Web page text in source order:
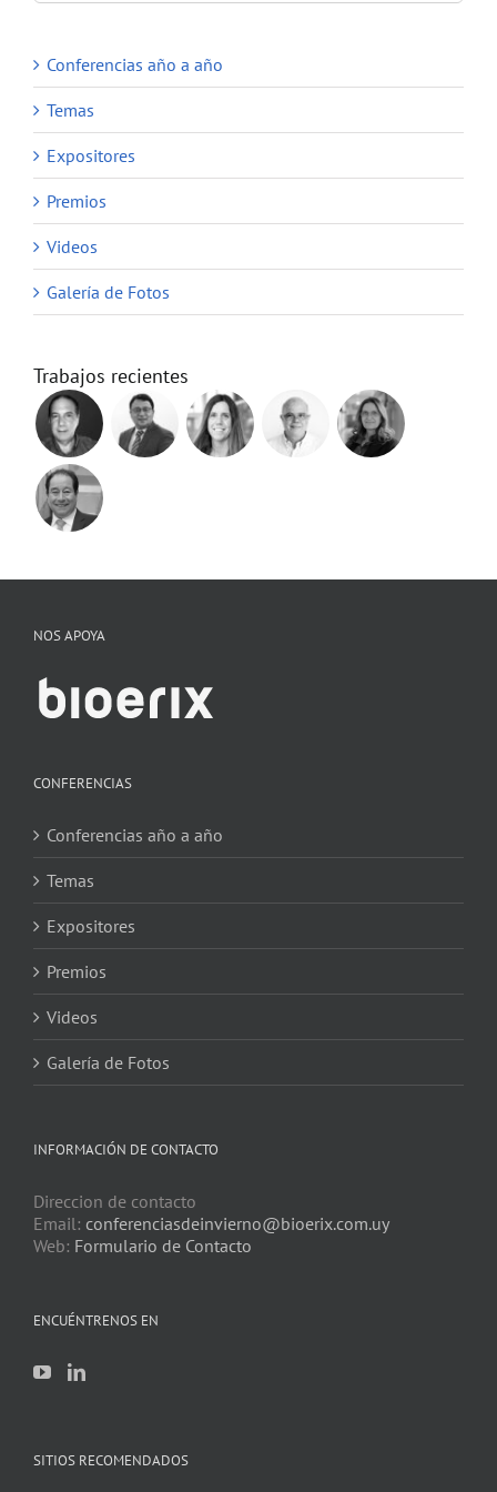
Conferencias año a año
Temas
Expositores
Premios
Videos
Galería de Fotos
Trabajos recientes
NOS APOYA
CONFERENCIAS
Conferencias año a año
Temas
Expositores
Premios
Videos
Galería de Fotos
INFORMACIÓN DE CONTACTO
Direccion de contacto
Email: conferenciasdeinvierno@bioerix.com.uy
Web: Formulario de Contacto
ENCUÉNTRENOS EN
SITIOS RECOMENDADOS